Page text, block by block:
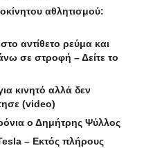
αθλητισμού:
αντίθετο ρεύμα και
σε στροφή – Δείτε το
κινητό αλλά δεν
(video)
ο Δημήτρης Ψύλλος
– Εκτός πλήρους